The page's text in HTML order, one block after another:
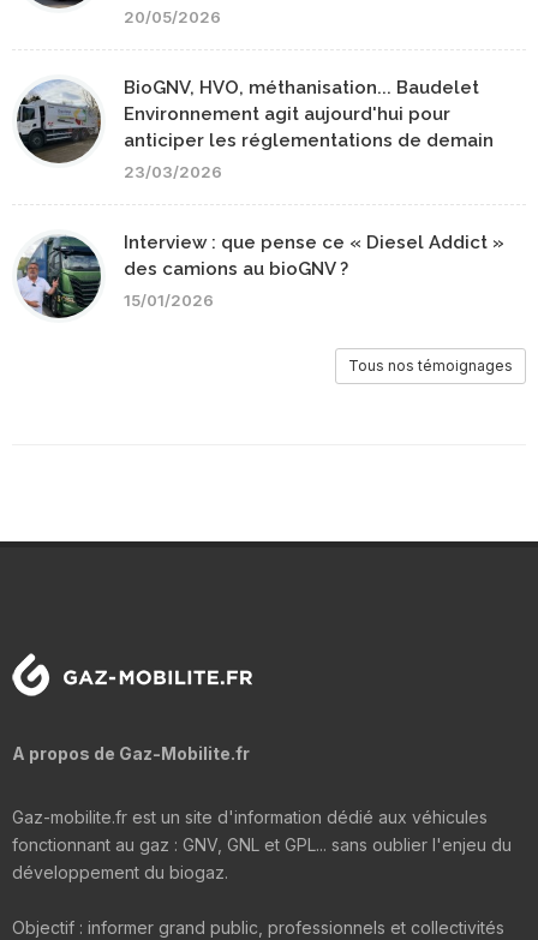
20/05/2026
BioGNV, HVO, méthanisation... Baudelet
Environnement agit aujourd'hui pour
anticiper les réglementations de demain
23/03/2026
Interview : que pense ce « Diesel Addict »
des camions au bioGNV ?
15/01/2026
Tous nos témoignages
A propos de Gaz-Mobilite.fr
Gaz-mobilite.fr est un site d'information dédié aux véhicules
fonctionnant au gaz : GNV, GNL et GPL... sans oublier l'enjeu du
développement du biogaz.
Objectif : informer grand public, professionnels et collectivités